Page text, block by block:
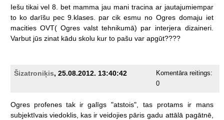
Iešu tikai vel 8. bet mamma jau mani tracina ar jautajumiempar
to ko darīšu pec 9.klases. par cik esmu no Ogres domaju iet
macities OVT( Ogres valst tehnikumā) par interjera dizaineri.
Varbut jūs zinat kādu skolu kur to pašu var apgūt????
Šizatroniķis, 25.08.2012. 13:40:42
Komentāra reitings:
0
Ogres profenes tak ir galīgs "atstois", tas protams ir
mans
subjektīvais viedoklis, kas ir veidojies pāris gadu attālā pagātnē,